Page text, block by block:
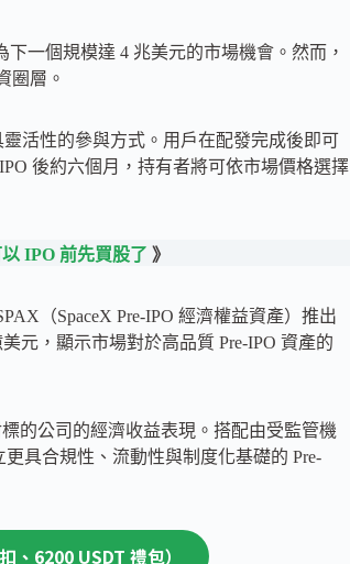
一個規模達 4 兆美元的市場機會。然而，
圈層。
活性的參與方式。用戶在配發完成後即可
後約六個月，持有者將可依市場價格選擇
IPO 前先買股了 》
（SpaceX Pre-IPO 經濟權益資產）推出
元，顯示市場對於高品質 Pre-IPO 資產的
的公司的經濟收益表現。搭配由受監管機
具合規性、流動性與制度化基礎的 Pre-
6200 USDT 禮包）